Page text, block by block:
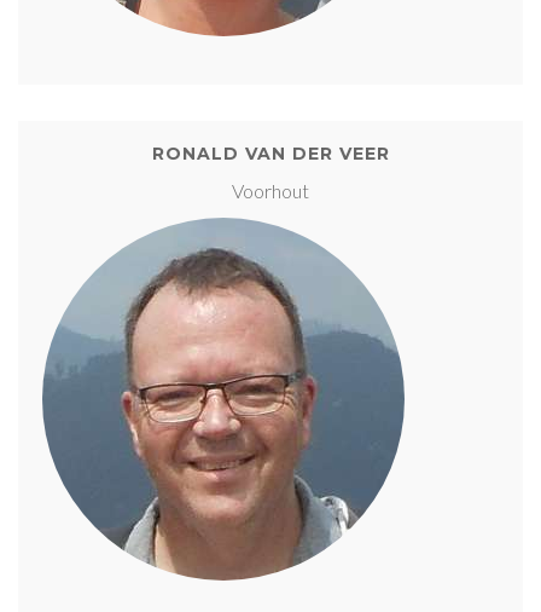
RONALD VAN DER VEER
Voorhout